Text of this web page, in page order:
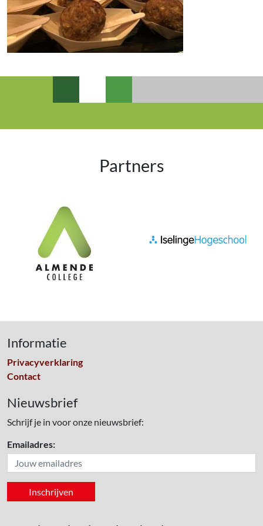
Partners
Informatie
Privacyverklaring
Contact
Nieuwsbrief
Schrijf je in voor onze nieuwsbrief:
Emailadres: